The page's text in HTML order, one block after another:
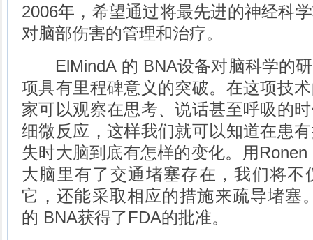
2006年，希望通过将最先进的神经科
对脑部伤害的管理和治疗。
ElMindA 的 BNA设备对脑科学的研
项具有里程碑意义的突破。在这项技
家可以观察在思考、说话甚至呼吸的
细微反应，这样我们就可以知道在患
失时大脑到底有怎样的变化。用
大脑里有了交通堵塞存在，我们将不
它，还能采取相应的措施来疏导堵塞
的 BNA获得了FDA的批准。